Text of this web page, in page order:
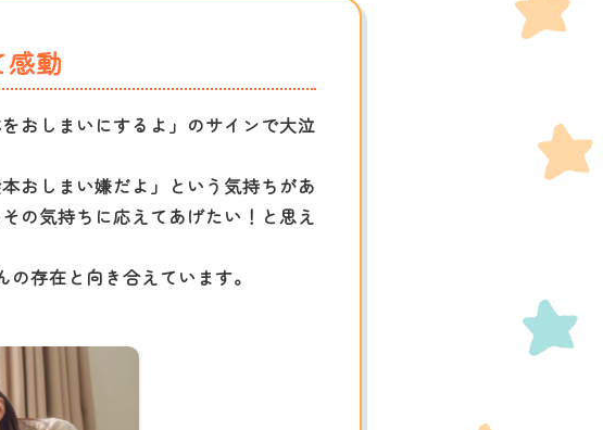
感動
おしまいにするよ」のサインで大泣
おしまい嫌だよ」という気持ちがあ
の気持ちに応えてあげたい！と思え
存在と向き合えています。